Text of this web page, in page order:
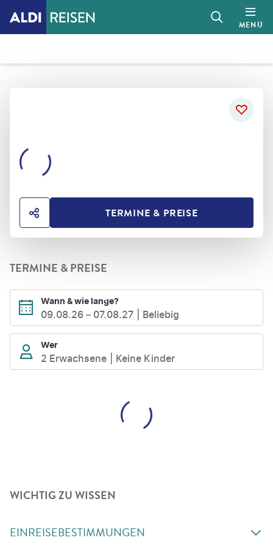
MENÜ
HOTEL TEILENTERMINE & PREISE
TERMINE & PREISE
Wann & wie lange?
09.08.26 – 07.08.27 Beliebig
Wer
2 Erwachsene Keine Kinder
WICHTIG ZU WISSEN
EINREISEBESTIMMUNGEN